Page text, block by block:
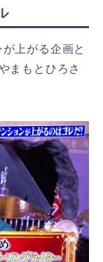
上がる企画と
まもとひろさ